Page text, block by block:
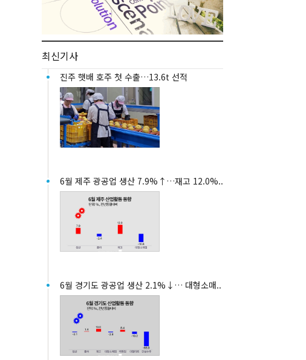
최신기사
진주 햇배 호주 첫 수출…13.6t 선적
6월 제주 광공업 생산 7.9%↑…재고 12.0%..
6월 경기도 광공업 생산 2.1%↓… 대형소매..